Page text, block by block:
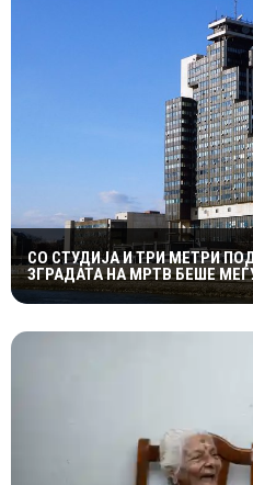
СО СТУДИЈА И ТРИ МЕТРИ
ЗГРАДАТА НА МРТВ БЕШЕ
ЈУГОСЛАВИЈА